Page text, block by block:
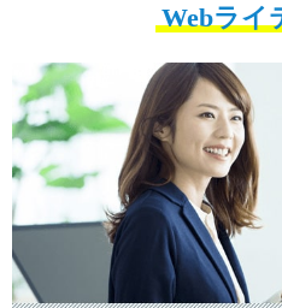
Webライ